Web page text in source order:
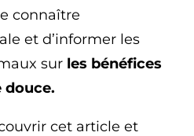
connaître
et d’informer les
sur les bénéfices
douce.
cet article et